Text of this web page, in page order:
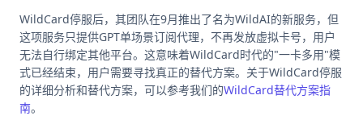
WildCard停服后，其团队在9月推出了名为WildAI的新服务，但
这项服务只提供GPT单场景订阅代理，不再发放虚拟卡号，用户
无法自行绑定其他平台。这意味着WildCard时代的"一卡多用"模
式已经结束，用户需要寻找真正的替代方案。关于WildCard停服
的详细分析和替代方案，可以参考我们的WildCard替代方案指
南。